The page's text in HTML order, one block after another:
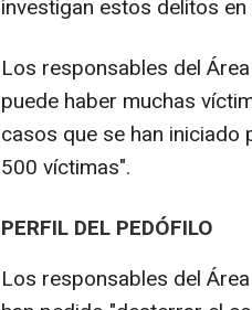
investigan estos delitos en
Los responsables del
puede haber muchas
casos que se han iniciado
500 víctimas".
PERFIL DEL PEDÓFILO
Los responsables del